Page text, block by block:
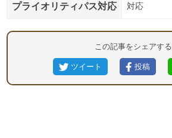
プライオリティパス対応 対応
この記事をシェアする
ツイート 投稿